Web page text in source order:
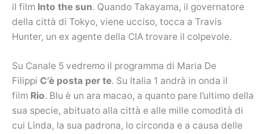
il film Into the sun. Quando Takayama, il governatore
della città di Tokyo, viene ucciso, tocca a Travis
Hunter, un ex agente della CIA trovare il colpevole.
Su Canale 5 vedremo il programma di Maria De
Filippi C’è posta per te. Su Italia 1 andrà in onda il
film Rio. Blu è un ara macao, a quanto pare l’ultimo della
sua specie, abituato alla città e alle mille comodità di
cui Linda, la sua padrona, lo circonda e a causa delle